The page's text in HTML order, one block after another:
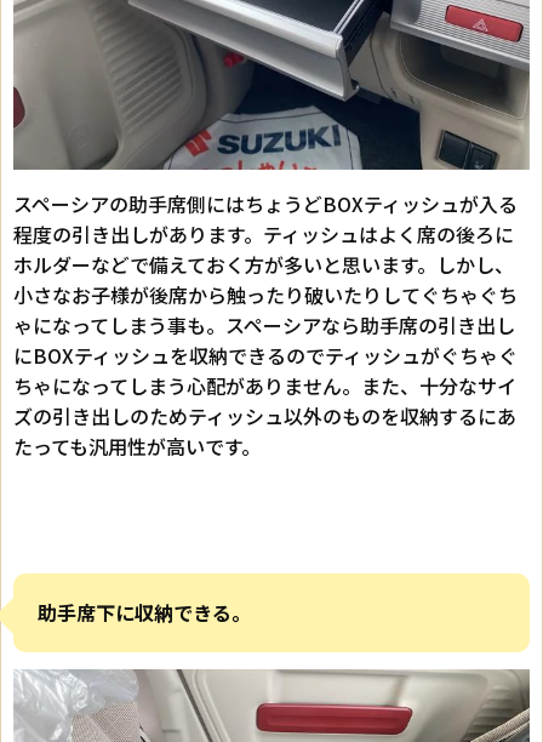
スペーシアの助手席側にはちょうどBOXティッシュが入る
程度の引き出しがあります。ティッシュはよく席の後ろに
ホルダーなどで備えておく方が多いと思います。しかし、
小さなお子様が後席から触ったり破いたりしてぐちゃぐち
ゃになってしまう事も。スペーシアなら助手席の引き出し
にBOXティッシュを収納できるのでティッシュがぐちゃぐ
ちゃになってしまう心配がありません。また、十分なサイ
ズの引き出しのためティッシュ以外のものを収納するにあ
たっても汎用性が高いです。
助手席下に収納できる。